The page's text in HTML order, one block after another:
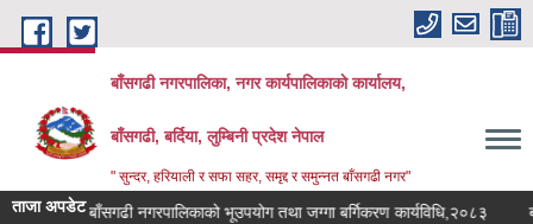
Skip to main content
बाँसगढी नगरपालिका, नगर कार्यपालिकाकाे कार्यालय,
बाँसगढी, बर्दिया, लुम्बिनी प्रदेश नेपाल
" सुन्दर, हरियाली र सफा सहर, समृद्द र समुन्नत बाँसगढी नगर"
ताजा अपडेटबाँसगढी नगरपालिकाको भूउपयोग तथा जग्गा बर्गिकरण कार्यविधि,२०८३